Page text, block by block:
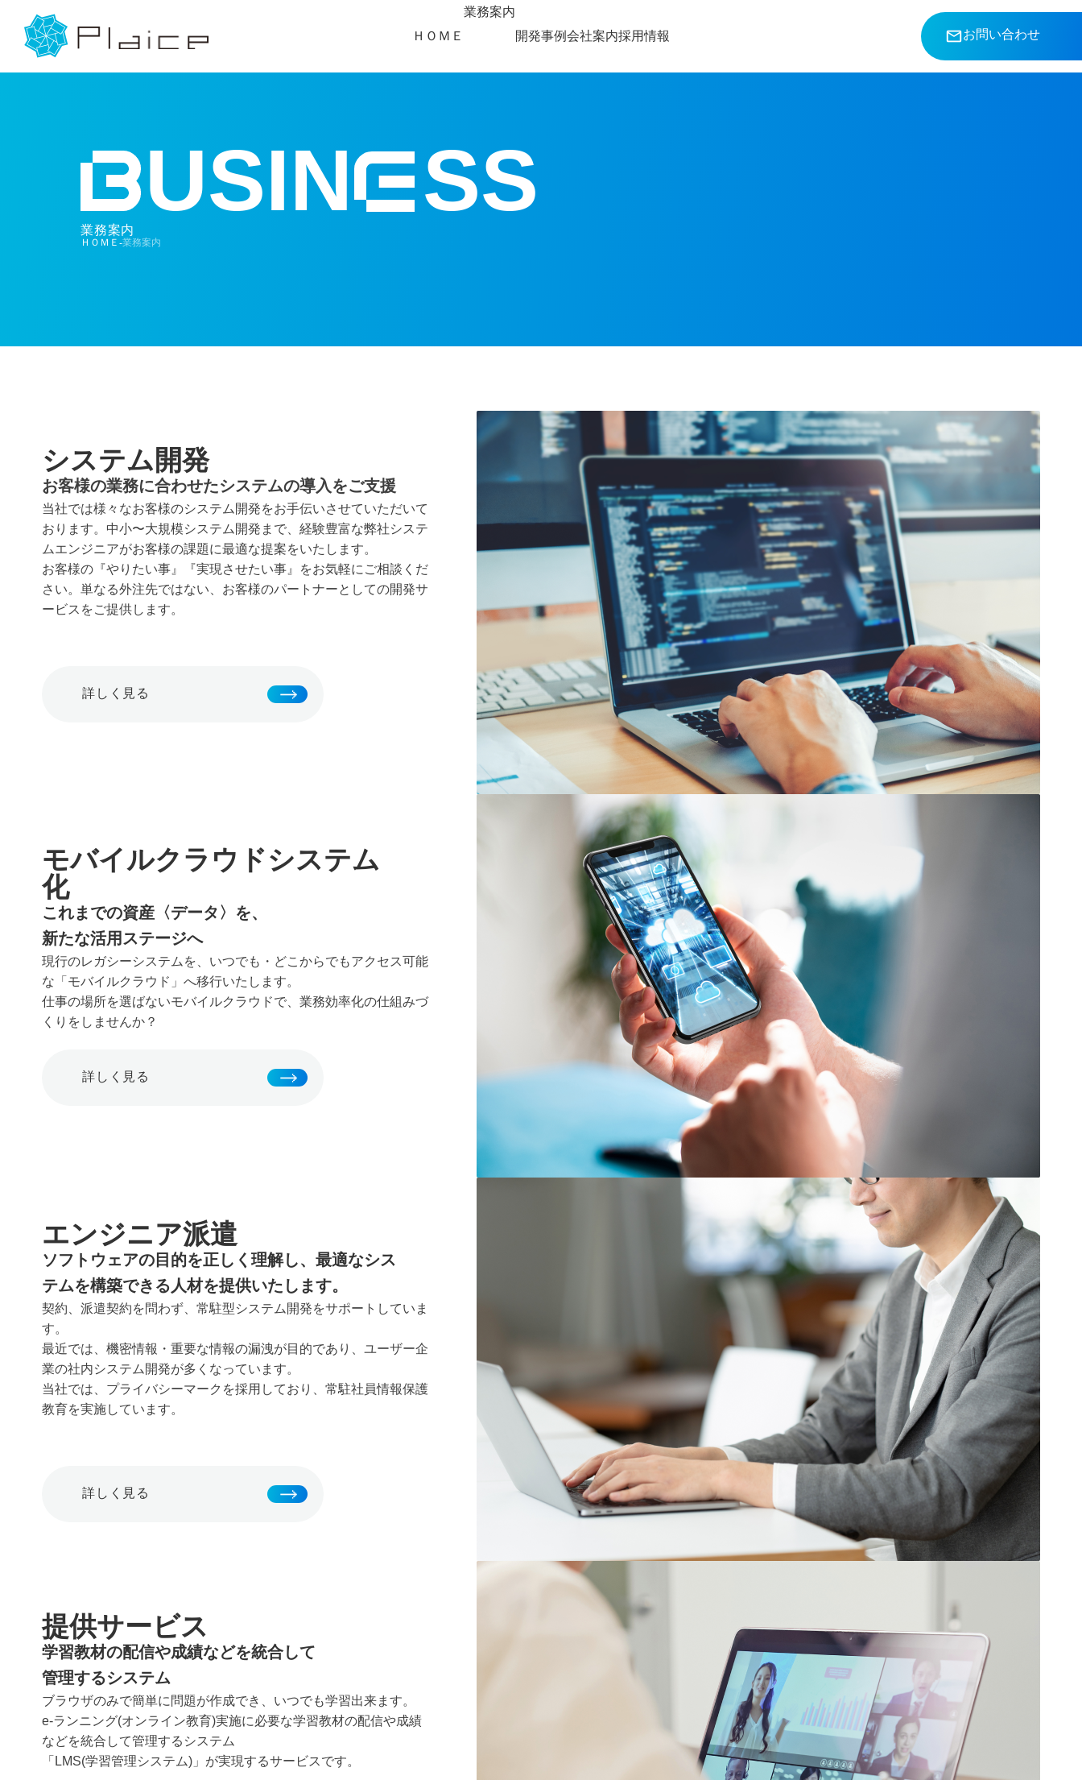
ＨＯＭＥ
業務案内
開発事例会社案内採用情報 お問い合わせ
USIN SS
業務案内
ＨＯＭＥ -業務案内
システム開発
お客様の業務に合わせたシステムの導入をご支援
当社では様々なお客様のシステム開発をお手伝いさせていただいて
おります。中小〜大規模システム開発まで、経験豊富な弊社システ
ムエンジニアがお客様の課題に最適な提案をいたします。
お客様の『やりたい事』『実現させたい事』をお気軽にご相談くだ
さい。単なる外注先ではない、お客様のパートナーとしての開発サ
ービスをご提供します。
詳しく見る
モバイルクラウドシステム
化
これまでの資産〈データ〉を、
新たな活用ステージへ
現行のレガシーシステムを、いつでも・どこからでもアクセス可能
な「モバイルクラウド」へ移行いたします。
仕事の場所を選ばないモバイルクラウドで、業務効率化の仕組みづ
くりをしませんか？
詳しく見る
エンジニア派遣
ソフトウェアの目的を正しく理解し、最適なシス
テムを構築できる人材を提供いたします。
契約、派遣契約を問わず、常駐型システム開発をサポートしていま
す。
最近では、機密情報・重要な情報の漏洩が目的であり、ユーザー企
業の社内システム開発が多くなっています。
当社では、プライバシーマークを採用しており、常駐社員情報保護
教育を実施しています。
詳しく見る
提供サービス
学習教材の配信や成績などを統合して
管理するシステム
ブラウザのみで簡単に問題が作成でき、いつでも学習出来ます。
e-ランニング(オンライン教育)実施に必要な学習教材の配信や成績
などを統合して管理するシステム
「LMS(学習管理システム)」が実現するサービスです。